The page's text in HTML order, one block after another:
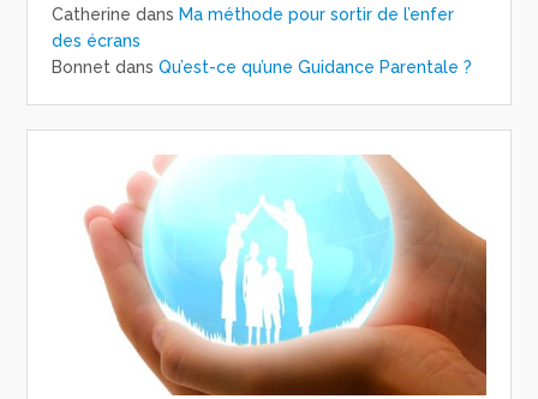
Catherine dans Ma méthode pour sortir de l’enfer
des écrans
Bonnet dansQu’est-ce qu’une Guidance Parentale ?